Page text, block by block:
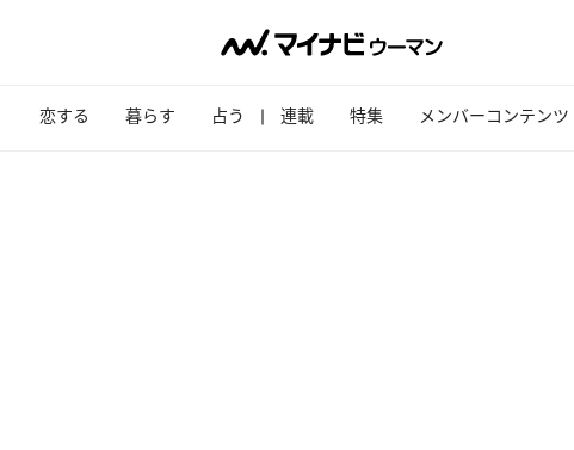
恋する 暮らす 占う 連載 特集 メンバーコンテンツ